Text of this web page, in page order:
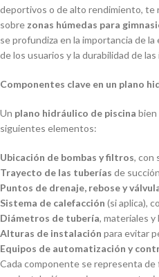
deportivos o de alto rendimiento, te
sobre zonas húmedas para
se profundiza en la importancia de
de los usuarios y la durabilidad de
Componentes clave en un plano
Un plano hidráulico de piscina bien
siguientes elementos:
Ubicación de bombas y filtros, con
Trayecto de las tuberías de
Puntos de drenaje, rebose y
Sistema de calefacción (si aplica),
Diámetros de tubería, materiales
Alturas de instalación para evitar
Equipos de automatización y
Cada componente se representa